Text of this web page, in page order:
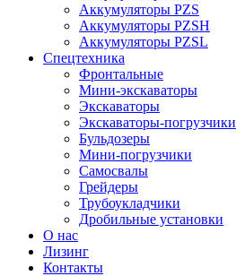
Аккумуляторы PZS
Аккумуляторы PZSH
Аккумуляторы PZSL
Спецтехника
Фронтальные
Мини-экскаваторы
Экскаваторы
Экскаваторы-погрузчики
Бульдозеры
Мини-погрузчики
Самосвалы
Грейдеры
Трубоукладчики
Дробильные установки
О нас
Лизинг
Контакты